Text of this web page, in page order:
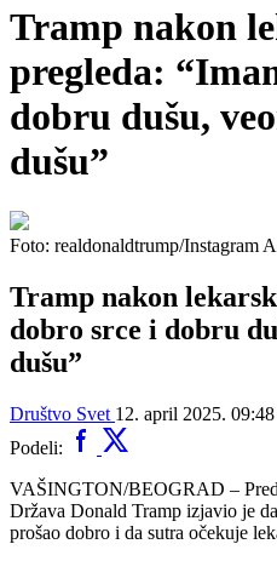
Tramp nakon
pregleda:
dobru dušu,
dušu”
Foto: realdonaldtrump/Instagram
Tramp nakon
dobro srce i dobru
dušu”
Društvo Svet 12. april 2025. 09:48
Podeli:
VAŠINGTON/BEOGRAD –
Država Donald Tramp izjavio je
prošao dobro i da sutra očekuje